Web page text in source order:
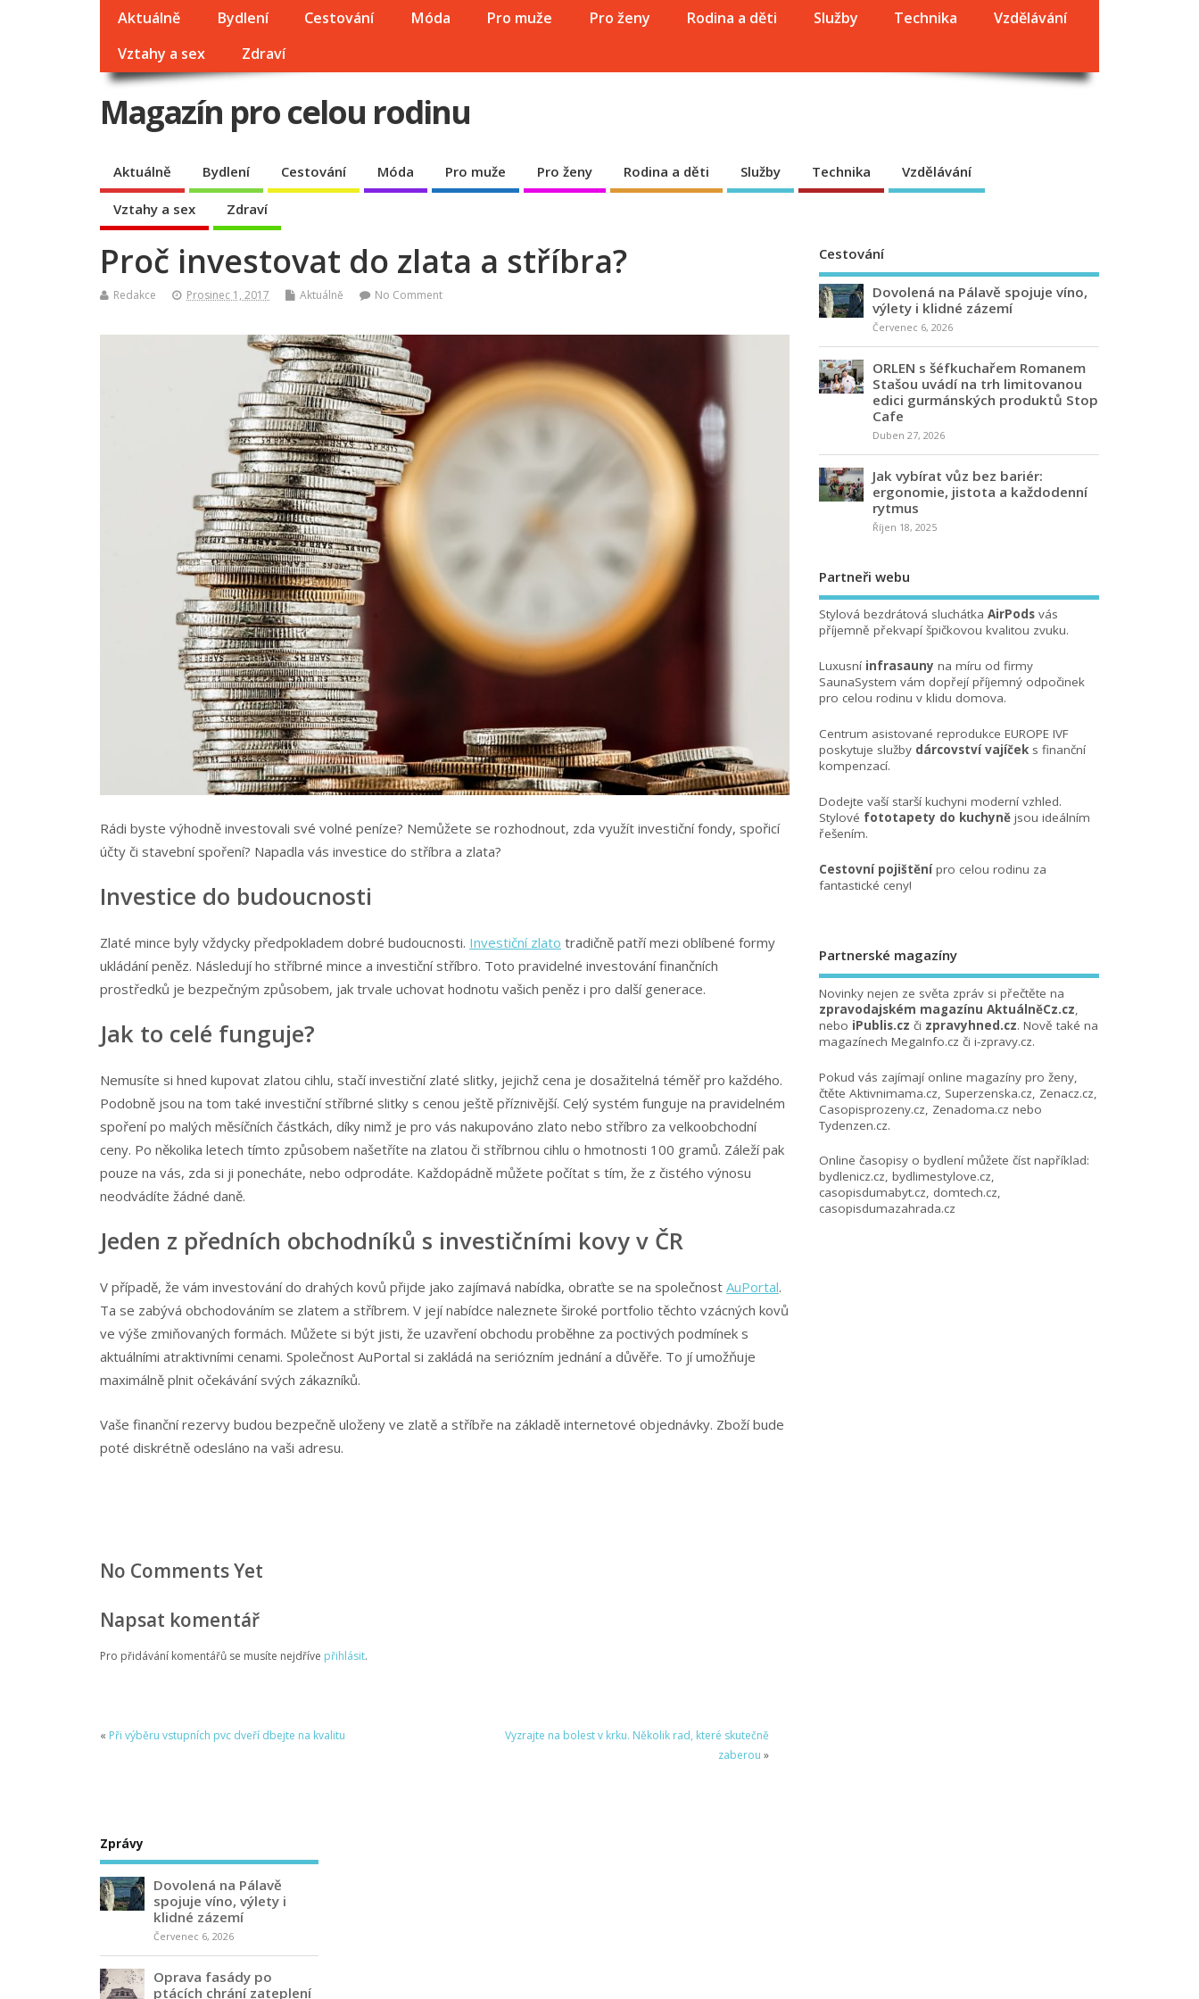
Aktuálně Bydlení Cestování Móda Pro muže Pro ženy Rodina a děti Služby Technika
Vzdělávání
Vztahy a sex
Zdraví
Magazín pro celou rodinu
Aktuálně Bydlení Cestování Móda Pro muže Pro ženy Rodina a děti Služby Technika Vzdělávání
Vztahy a sex Zdraví
Proč investovat do zlata a stříbra?
Redakce Prosinec 1, 2017 Aktuálně No Comment
Rádi byste výhodně investovali své volné peníze? Nemůžete se rozhodnout, zda využít investiční fondy, spořicí
účty či stavební spoření? Napadla vás investice do stříbra a zlata?
Investice do budoucnosti
Zlaté mince byly vždycky předpokladem dobré budoucnosti. Investiční zlato tradičně patří mezi oblíbené formy
ukládání peněz. Následují ho stříbrné mince a investiční stříbro. Toto pravidelné investování finančních
prostředků je bezpečným způsobem, jak trvale uchovat hodnotu vašich peněz i pro další generace.
Jak to celé funguje?
Nemusíte si hned kupovat zlatou cihlu, stačí investiční zlaté slitky, jejichž cena je dosažitelná téměř pro každého.
Podobně jsou na tom také investiční stříbrné slitky s cenou ještě příznivější. Celý systém funguje na pravidelném
spoření po malých měsíčních částkách, díky nimž je pro vás nakupováno zlato nebo stříbro za velkoobchodní
ceny. Po několika letech tímto způsobem našetříte na zlatou či stříbrnou cihlu o hmotnosti 100 gramů. Záleží pak
pouze na vás, zda si ji ponecháte, nebo odprodáte. Každopádně můžete počítat s tím, že z čistého výnosu
neodvádíte žádné daně.
Jeden z předních obchodníků s investičními kovy v ČR
V případě, že vám investování do drahých kovů přijde jako zajímavá nabídka, obraťte se na společnost AuPortal.
Ta se zabývá obchodováním se zlatem a stříbrem. V její nabídce naleznete široké portfolio těchto vzácných kovů
ve výše zmiňovaných formách. Můžete si být jisti, že uzavření obchodu proběhne za poctivých podmínek s
aktuálními atraktivními cenami. Společnost AuPortal si zakládá na seriózním jednání a důvěře. To jí umožňuje
maximálně plnit očekávání svých zákazníků.
Vaše finanční rezervy budou bezpečně uloženy ve zlatě a stříbře na základě internetové objednávky. Zboží bude
poté diskrétně odesláno na vaši adresu.
No Comments Yet
Napsat komentář
Pro přidávání komentářů se musíte nejdříve přihlásit.
« Při výběru vstupních pvc dveří dbejte na kvalitu
Vyzrajte na bolest v krku. Několik rad, které skutečně
zaberou »
Cestování
Dovolená na Pálavě spojuje víno,
výlety i klidné zázemí
Červenec 6, 2026
ORLEN s šéfkuchařem Romanem
Stašou uvádí na trh limitovanou
edici gurmánských produktů Stop
Cafe
Duben 27, 2026
Jak vybírat vůz bez bariér:
ergonomie, jistota a každodenní
rytmus
Říjen 18, 2025
Partneři webu
Stylová bezdrátová sluchátkaAirPods vás
příjemně překvapí špičkovou kvalitou zvuku.
Luxusní infrasauny na míru od firmy
SaunaSystem vám dopřejí příjemný odpočinek
pro celou rodinu v klidu domova.
Centrum asistované reprodukce EUROPE IVF
poskytuje služby dárcovství vajíček s finanční
kompenzací.
Dodejte vaší starší kuchyni moderní vzhled.
Stylové fototapety do kuchyně jsou ideálním
řešením.
Cestovní pojištěnípro celou rodinu za
fantastické ceny!
Partnerské magazíny
Novinky nejen ze světa zpráv si přečtěte na
zpravodajském magazínu AktuálněCz.cz
nebo iPublis.cz či zpravyhned.cz. Nově také na
magazínechMegaInfo.cz čii-zpravy.cz.
Pokud vás zajímají online magazíny pro ženy,
čtěteAktivnimama.cz Superzenska.cz Zenacz.cz
Casopisprozeny.cz Zenadoma.cz nebo
Tydenzen.cz.
Online časopisy o bydlení můžete číst například:
bydlenicz.cz,bydlimestylove.cz,
casopisdumabyt.cz, domtech.cz,
casopisdumazahrada.cz
Zprávy
Dovolená na Pálavě
spojuje víno, výlety i
klidné zázemí
Červenec 6, 2026
Oprava fasády po
ptácích chrání zateplení